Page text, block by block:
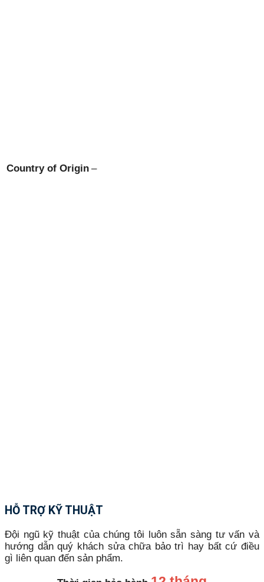
Country of Origin –
HỖ TRỢ KỸ THUẬT
Đội ngũ kỹ thuật của chúng tôi luôn sẵn sàng tư vấn và
hướng dẫn quý khách sửa chữa bảo trì hay bất cứ điều
gì liên quan đến sản phẩm.